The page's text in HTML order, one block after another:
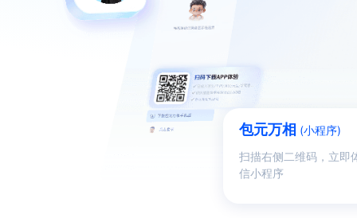
包元万相 (小程序)
扫描右侧二维码，立即
信小程序